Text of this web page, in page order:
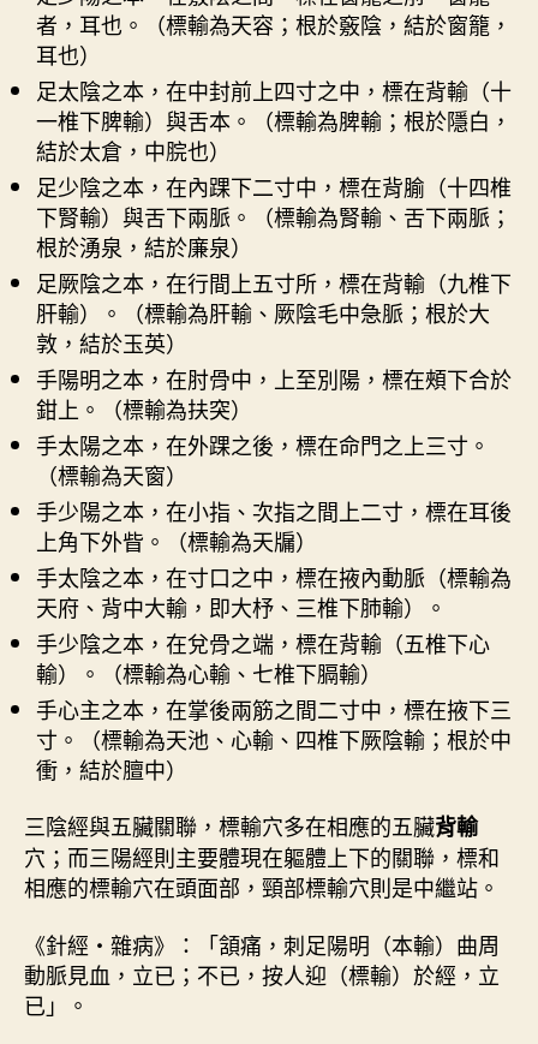
者，耳也。（標輸為天容；根於竅陰，結於窗籠，
耳也）
足太陰之本，在中封前上四寸之中，標在背輸（十
一椎下脾輸）與舌本。（標輸為脾輸；根於隱白，
結於太倉，中脘也）
足少陰之本，在內踝下二寸中，標在背腧（十四椎
下腎輸）與舌下兩脈。（標輸為腎輸、舌下兩脈；
根於湧泉，結於廉泉）
足厥陰之本，在行間上五寸所，標在背輸（九椎下
肝輸）。（標輸為肝輸、厥陰毛中急脈；根於大
敦，結於玉英）
手陽明之本，在肘骨中，上至別陽，標在頰下合於
鉗上。（標輸為扶突）
手太陽之本，在外踝之後，標在命門之上三寸。
（標輸為天窗）
手少陽之本，在小指、次指之間上二寸，標在耳後
上角下外眥。（標輸為天牖）
手太陰之本，在寸口之中，標在掖內動脈（標輸為
天府、背中大輸，即大杼、三椎下肺輸）。
手少陰之本，在兌骨之端，標在背輸（五椎下心
輸）。（標輸為心輸、七椎下膈輸）
手心主之本，在掌後兩筋之間二寸中，標在掖下三
寸。（標輸為天池、心輸、四椎下厥陰輸；根於中
衝，結於膻中）
三陰經與五臟關聯，標輸穴多在相應的五臟背輸
穴；而三陽經則主要體現在軀體上下的關聯，標和
相應的標輸穴在頭面部，頸部標輸穴則是中繼站。
《針經・雜病》：「頷痛，刺足陽明（本輸）曲周
動脈見血，立已；不已，按人迎（標輸）於經，立
已」。